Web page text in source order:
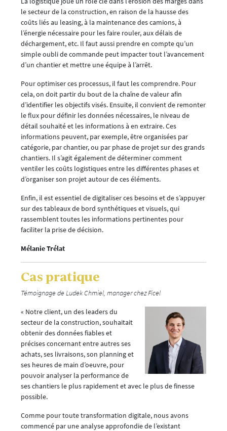
le secteur de la construction, en raison de la hausse des
coûts liés au leasing, à la maintenance des camions, à
l’énergie nécessaire pour les faire rouler, aux délais de
déchargement, etc. Il faut aussi prendre en compte qu’un
simple oubli de commande peut impacter tout l’avancement
d’un chantier et mettre une équipe à l’arrêt.
Pour optimiser ces processus, il faut les comprendre. Pour
cela, on doit partir du bout de la chaîne de valeur afin
d’identifier les objectifs visés. Ensuite, il convient de remonter
le flux pour définir les données nécessaires, le niveau de
détail souhaité et les informations à en extraire. Ces
informations peuvent, par exemple, être organisées par
catégorie, par chantier, ou par phase de projet sur des grands
chantiers. Il s’agit également de déterminer comment
ventiler les coûts logistiques entre les différentes phases et
d’organiser son projet autour de ces éléments.
Enfin, il est essentiel de digitaliser ces besoins et de s’appuyer
sur des tableaux de bord synthétiques et visuels, qui
rassemblent toutes les informations pertinentes pour
faciliter la prise de décision.
Mélanie Trélat
Cas pratique
Témoignage de Ludek Chmiel, manager chez Ficel
« Notre client, un des leaders du
secteur de la construction, souhaitait
obtenir des données fiables et
précises concernant entre autres ses
achats, ses livraisons, son planning et
ses heures de main d’oeuvre, pour
pouvoir analyser la performance de
ses chantiers le plus rapidement et avec le plus de finesse
possible.
Comme pour toute transformation digitale, nous avons
commencé par une analyse approfondie de l’existant